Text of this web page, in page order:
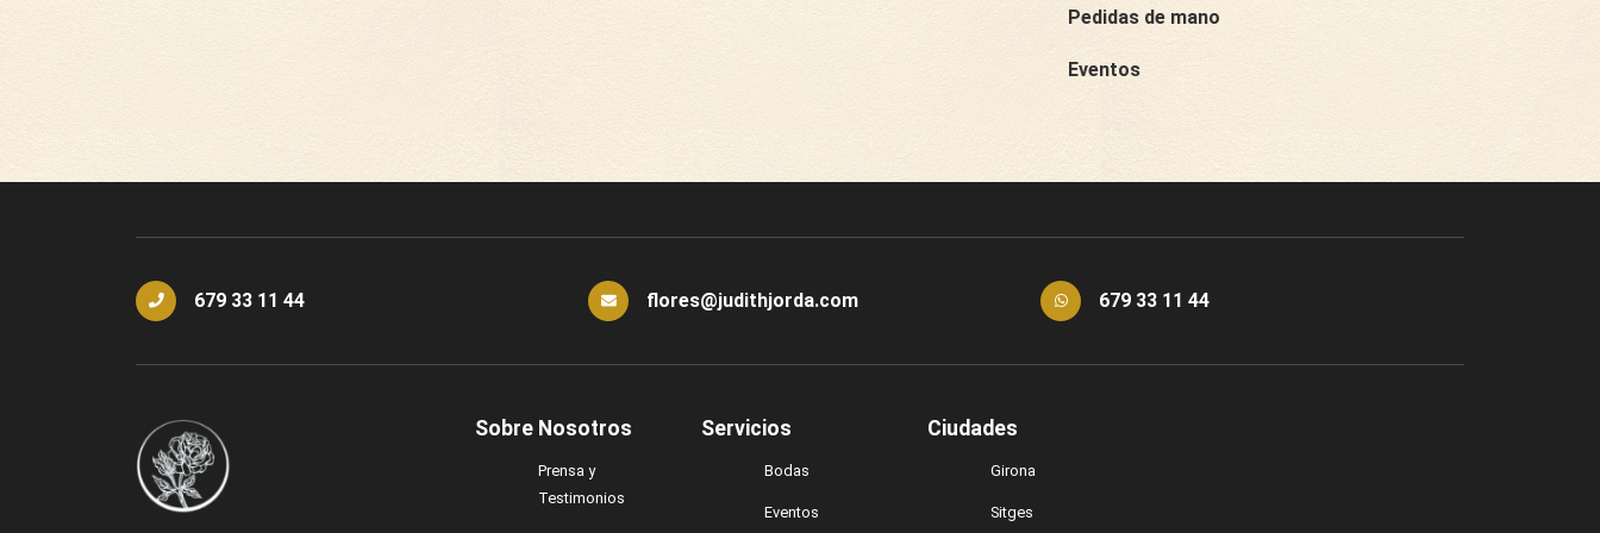
Pedidas de mano
Eventos
679 33 11 44 flores@judithjorda.com 679 33 11 44
Sobre Nosotros
Prensa y
Testimonios
Servicios
Bodas
Eventos
Ciudades
Girona
Sitges